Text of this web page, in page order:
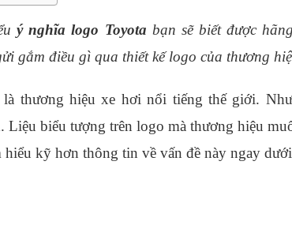
ý nghĩa logo Toyota bạn sẽ biết được
gắm điều gì qua thiết kế logo của thương
là thương hiệu xe hơi nổi tiếng thế giới.
. Liệu biểu tượng trên logo mà thương hiệu
hiểu kỹ hơn thông tin về vấn đề này ngay